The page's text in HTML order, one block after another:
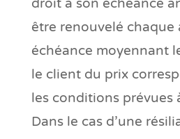
droit à son échéance
être renouvelé chaque
échéance moyennant
le client du prix
les conditions prévues
Dans le cas d’une